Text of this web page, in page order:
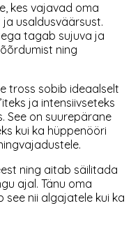
kes vajavad oma
usaldusväärsust.
tagab sujuva ja
ning
tross sobib ideaalselt
ja intensiivseteks
See on suurepärane
kui ka hüppenööri
ning aitab säilitada
ajal. Tänu oma
see nii algajatele kui ka